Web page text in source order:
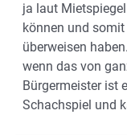
ja laut
können und
überweisen
wenn das von
Bürgermeister ist
Schachspiel und